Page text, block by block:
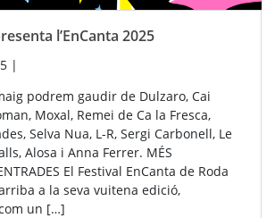
l’EnCanta 2025
|
podrem gaudir de Dulzaro, Cai
Moxal, Remei de Ca la Fresca,
Selva Nua, L-R, Sergi Carbonell, Le
Alosa i Anna Ferrer. MÉS
El Festival EnCanta de Roda
a la seva vuitena edició,
un […]